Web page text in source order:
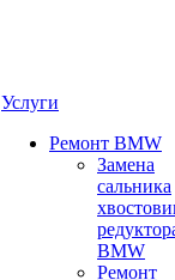
Услуги
Ремонт BMW
Замена
сальника
BMW
Ремонт